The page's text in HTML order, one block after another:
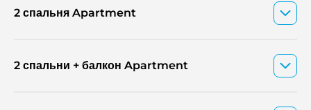
2 спальня Apartment
2 спальни + балкон Apartment